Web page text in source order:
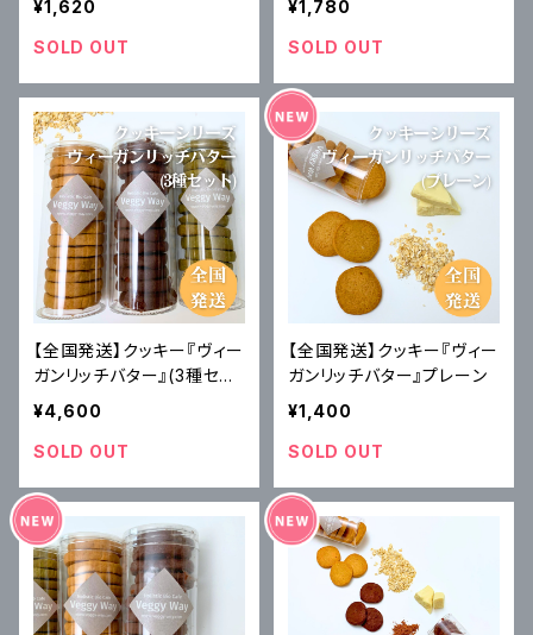
¥1,620
SOLD OUT
¥1,780
SOLD OUT
【全国発送】クッキー『ヴィー
ガンリッチバター』(3種セッ
ト)
¥4,600
SOLD OUT
【全国発送】クッキー『ヴィー
ガンリッチバター』プレーン
¥1,400
SOLD OUT